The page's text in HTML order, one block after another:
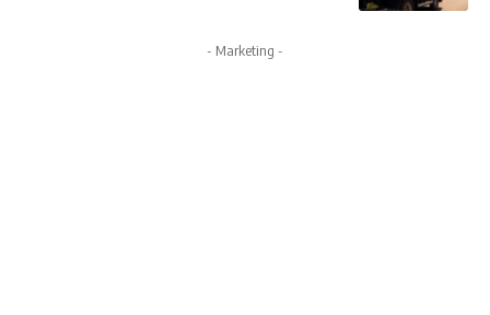
- Marketing -